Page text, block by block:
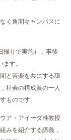
く角間キャンパスに
帰りで実施），事後
す。
と苦楽を共にする環
社会の構成員の一人
ものです。
ア・アイーダ准教授
みを紹介する講義，